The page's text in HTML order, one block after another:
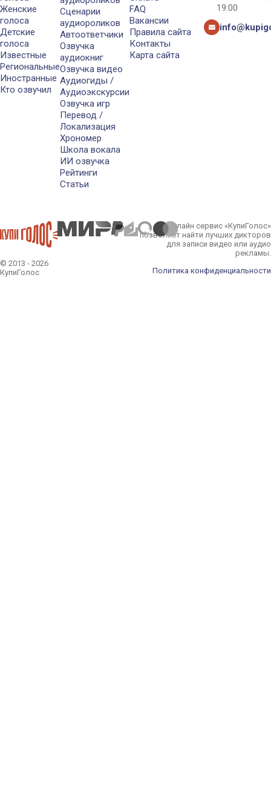
Женские
голоса
Детские
голоса
Известные
Региональные
Иностранные
Кто озвучил
Сценарии
аудиороликов
Автоответчики
Озвучка
аудиокниг
Озвучка видео
Аудиогиды /
Аудиоэкскурсии
Озвучка игр
Перевод /
Локализация
Хрономер
Школа вокала
ИИ озвучка
Рейтинги
Статьи
FAQ
Вакансии
Правила сайта
Контакты
Карта сайта
19:00
© 2013 - 2026
КупиГолос
Онлайн сервис «КупиГолос»
позволяет найти лучших дикторов
для записи видео или аудио
рекламы.
Политика конфиденциальности